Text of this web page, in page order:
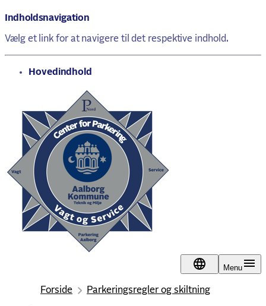
Indholdsnavigation
Vælg et link for at navigere til det respektive indhold.
gå til
Hovedindhold
DA Menu
Forside Parkeringsregler og skiltning